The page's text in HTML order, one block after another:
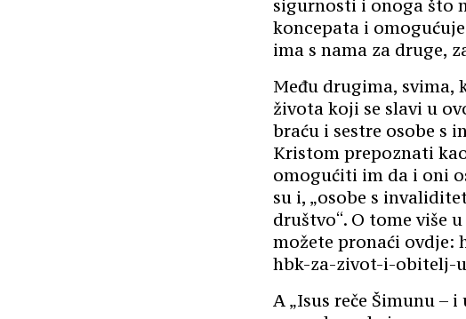
sigurnosti i onoga što
koncepata i
ima s nama za druge,
Među drugima, svima,
života koji se slavi u
braću i sestre osobe s
Kristom prepoznati
omogućiti im da i oni
su i, „osobe s
društvo“. O tome više
možete pronaći
hbk-za-zivot-i-obitelj-
A „Isus reče Šimunu –